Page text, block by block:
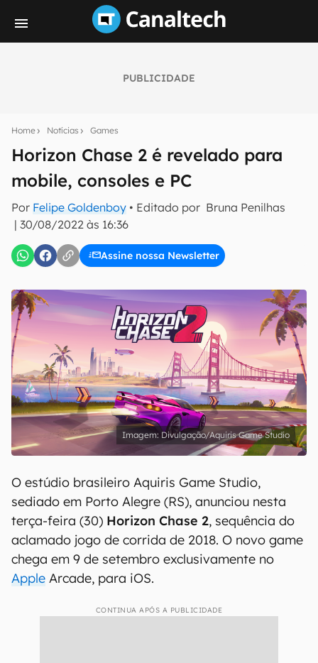
PUBLICIDADE
Home Notícias Games
Horizon Chase 2 é revelado para
mobile, consoles e PC
Por Felipe Goldenboy • Editado por Bruna Penilhas
| 30/08/2022 às 16:36
Assine nossa Newsletter
notícias e reviews sobre tecnologia em primeira
mão.
E-mail
Uso e Política de Privacidade do Canaltech.
Divulgação/Aquiris Game Studio
O estúdio brasileiro Aquiris Game Studio,
sediado em Porto Alegre (RS), anunciou nesta
terça-feira (30) Horizon Chase 2, sequência do
aclamado jogo de corrida de 2018. O novo game
chega em 9 de setembro exclusivamente no
Apple Arcade, para iOS.
CONTINUA APÓS A PUBLICIDADE